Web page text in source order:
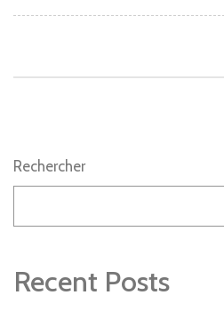
Rechercher
Recent Posts